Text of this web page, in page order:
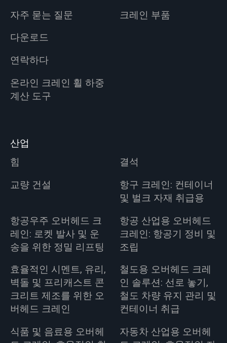
자주 묻는 질문
다운로드
연락하다
온라인 크레인 휠 하중
계산 도구
크레인 부품
산업
힘
결석
교량 건설
항구 크레인: 컨테이너
및 벌크 자재 취급용
항공우주 오버헤드 크
레인: 로켓 발사 및 운
송을 위한 정밀 리프팅
항공 산업용 오버헤드
크레인: 항공기 정비 및
조립
효율적인 시멘트, 유리,
벽돌 및 프리캐스트 콘
크리트 제조를 위한 오
버헤드 크레인
철도용 오버헤드 크레
인 솔루션: 선로 놓기,
철도 차량 유지 관리 및
컨테이너 취급
식품 및 음료용 오버헤
자동차 산업용 오버헤